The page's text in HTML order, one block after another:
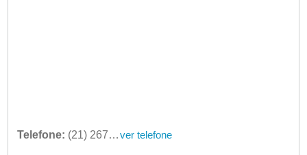
Telefone: (21) 2679-1901 ver telefone